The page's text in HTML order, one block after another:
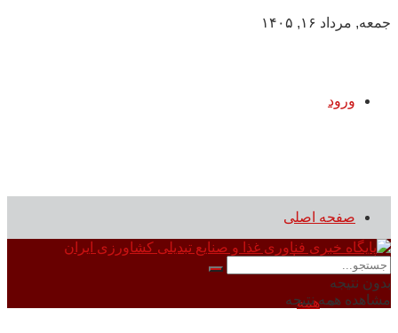
جمعه, مرداد ۱۶, ۱۴۰۵
ورود
صفحه اصلی
سرویس های خبری
همه
بدون نتیجه
مشاهده همه نتیجه